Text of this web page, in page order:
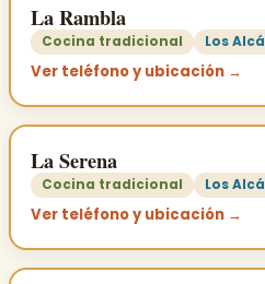
La Rambla
Cocina tradicional Los
Ver teléfono y ubicación →
La Serena
Cocina tradicional Los
Ver teléfono y ubicación →